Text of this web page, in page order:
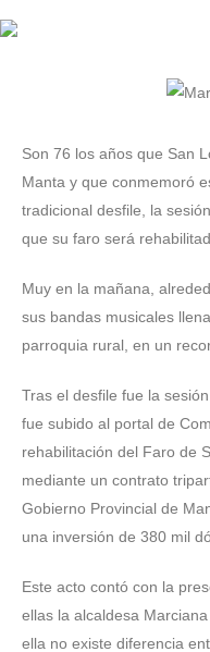
Son 76 los años que San
Manta y que conmemoró
tradicional desfile, la
que su faro será
Muy en la mañana,
sus bandas musicales
parroquia rural, en un
Tras el desfile fue la
fue subido al portal de
rehabilitación del Faro de
mediante un contrato
Gobierno Provincial de
una inversión de 380 mil
Este acto contó con la
ellas la alcaldesa
ella no existe diferencia